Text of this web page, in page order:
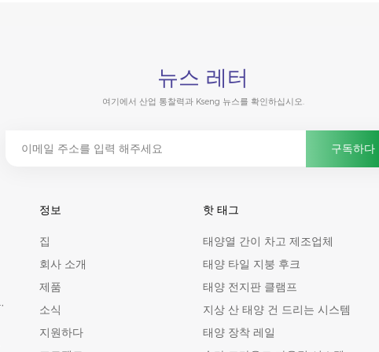
뉴스 레터
여기에서 산업 통찰력과 Kseng 뉴스를 확인하십시오.
정보
집
회사 소개
제품
소식
지원하다
핫 태그
태양열 간이 차고 제조업체
태양 타일 지붕 후크
태양 전지판 클램프
지상 산 태양 건 드리는 시스템
태양 장착 레일